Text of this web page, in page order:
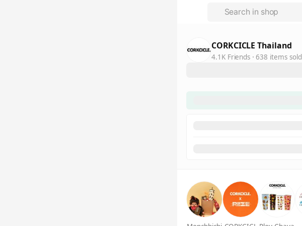
CORKCICLE Thailand
4.1K Friends 638 items sold